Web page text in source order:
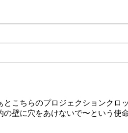
こちらのプロジェクションクロ
壁に穴をあけないで〜という使